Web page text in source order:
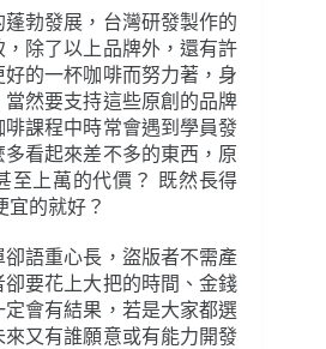
勃發展，台灣研發製作的
除了以上品牌外，還有許
的一杯咖啡而努力著，身
然要支持這些原創的品牌
課程中時常會遇到學員發
看起來差不多的東西，原
至上萬的代價？ 既然長得
宜的就好？
語重心長，盜版者不需產
要花上大把的時間、金錢
會有結果，若是大家都選
又有誰願意或有能力開發